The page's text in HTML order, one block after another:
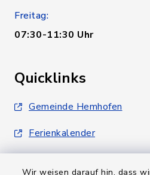
Wir weisen darauf hin, dass
Freitag:
07:30-11:30 Uhr
Quicklinks
Gemeinde Hemhofen
Ferienkalender